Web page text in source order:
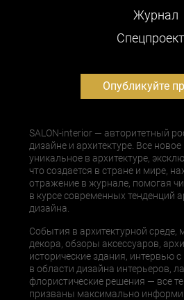
Журнал
Опубликуйте
SALON-interior — авторитетный
дизайне и архитектуре. Все новое
уникальное в архитектуре,
что создается в стране и мире,
отражение в журнале, помогая
в курсе современных тенденций
дизайна.
События в архитектурной
декора, обзоры аксессуаров,
исторические здания, интервью
в области дизайна интерьеров,
флористические решения — все
призваны максимально